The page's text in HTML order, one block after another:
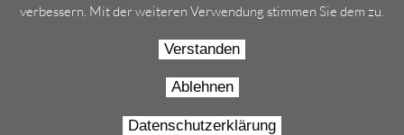
Als gemeinnütziger Verein anerkannt
verbessern. Mit der weiteren Verwendung stimmen Sie dem zu.
Verstanden
Ablehnen
Datenschutzerklärung